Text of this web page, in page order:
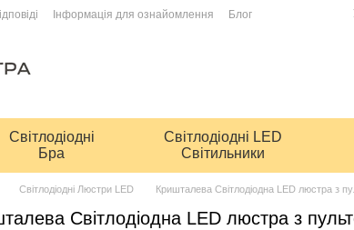
Інформація для ознайомлення
Блог
Світлодіодні
Бра
Світлодіодні LED
Світильники
Світлодіодні Люстри LED Кришталева Світлодіодна LED люстра з
Світлодіодна LED люстра з